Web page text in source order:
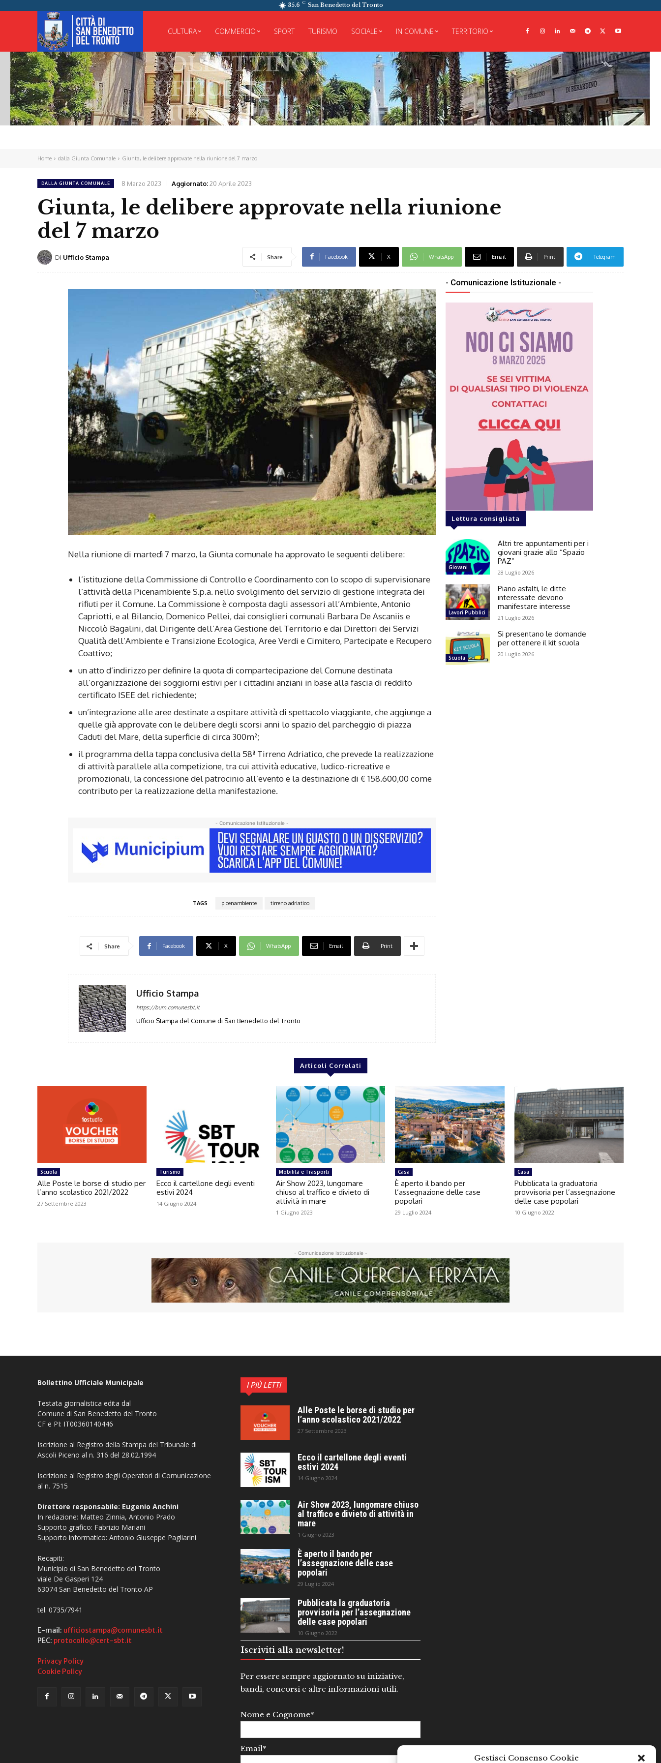
Gestisci Consenso Cookie
35.6 C San Benedetto del Tronto
CULTURA COMMERCIO SPORT TURISMO SOCIALE IN COMUNE TERRITORIO
BOLLETTINO
UFFICIALE
MUNICIPALE
Home dalla Giunta Comunale Giunta, le delibere approvate nella riunione del 7 marzo
DALLA GIUNTA COMUNALE 8 Marzo 2023 Aggiornato:20 Aprile 2023
Giunta, le delibere approvate nella riunione
del 7 marzo
Di Ufficio Stampa Share Facebook X WhatsApp Email Print Telegram
Nella riunione di martedì 7 marzo, la Giunta comunale ha approvato le seguenti delibere:
l’istituzione della Commissione di Controllo e Coordinamento con lo scopo di supervisionare
l’attività della Picenambiente S.p.a. nello svolgimento del servizio di gestione integrata dei
rifiuti per il Comune. La Commissione è composta dagli assessori all’Ambiente, Antonio
Capriotti, e al Bilancio, Domenico Pellei, dai consiglieri comunali Barbara De Ascaniis e
Niccolò Bagalini, dal Dirigente dell’Area Gestione del Territorio e dai Direttori dei Servizi
Qualità dell’Ambiente e Transizione Ecologica, Aree Verdi e Cimitero, Partecipate e Recupero
Coattivo;
un atto d’indirizzo per definire la quota di compartecipazione del Comune destinata
all’organizzazione dei soggiorni estivi per i cittadini anziani in base alla fascia di reddito
certificato ISEE del richiedente;
un’integrazione alle aree destinate a ospitare attività di spettacolo viaggiante, che aggiunge a
quelle già approvate con le delibere degli scorsi anni lo spazio del parcheggio di piazza
Caduti del Mare, della superficie di circa 300m²;
il programma della tappa conclusiva della 58ª Tirreno Adriatico, che prevede la realizzazione
di attività parallele alla competizione, tra cui attività educative, ludico-ricreative e
promozionali, la concessione del patrocinio all’evento e la destinazione di € 158.600,00 come
contributo per la realizzazione della manifestazione.
- Comunicazione Istituzionale -
TAGS picenambiente tirreno adriatico
Share Facebook X WhatsApp Email Print
Ufficio Stampa
https://bum.comunesbt.it
Ufficio Stampa del Comune di San Benedetto del Tronto
- Comunicazione Istituzionale -
Lettura consigliata
Giovani
Altri tre appuntamenti per i
giovani grazie allo “Spazio
PAZ”
28 Luglio 2026
Lavori Pubblici
Piano asfalti, le ditte
interessate devono
manifestare interesse
21 Luglio 2026
Scuola
Si presentano le domande
per ottenere il kit scuola
20 Luglio 2026
Articoli Correlati
Scuola
Alle Poste le borse di studio per
l’anno scolastico 2021/2022
27 Settembre 2023
Turismo
Ecco il cartellone degli eventi
estivi 2024
14 Giugno 2024
Mobilità e Trasporti
Air Show 2023, lungomare
chiuso al traffico e divieto di
attività in mare
1 Giugno 2023
Casa
È aperto il bando per
l’assegnazione delle case
popolari
29 Luglio 2024
Casa
Pubblicata la graduatoria
provvisoria per l’assegnazione
delle case popolari
10 Giugno 2022
- Comunicazione Istituzionale -
Bollettino Ufficiale Municipale
Testata giornalistica edita dal
Comune di San Benedetto del Tronto
CF e PI: IT00360140446
Iscrizione al Registro della Stampa del Tribunale di
Ascoli Piceno al n. 316 del 28.02.1994
Iscrizione al Registro degli Operatori di Comunicazione
al n. 7515
Direttore responsabile: Eugenio Anchini
In redazione: Matteo Zinnia, Antonio Prado
Supporto grafico: Fabrizio Mariani
Supporto informatico: Antonio Giuseppe Pagliarini
Recapiti:
Municipio di San Benedetto del Tronto
viale De Gasperi 124
63074 San Benedetto del Tronto AP
tel. 0735/7941
E-mail: ufficiostampa@comunesbt.it
PEC: protocollo@cert-sbt.it
Privacy Policy
Cookie Policy
I PIÙ LETTI
Alle Poste le borse di studio per
l’anno scolastico 2021/2022
27 Settembre 2023
Ecco il cartellone degli eventi
estivi 2024
14 Giugno 2024
Air Show 2023, lungomare chiuso
al traffico e divieto di attività in
mare
1 Giugno 2023
È aperto il bando per
l’assegnazione delle case
popolari
29 Luglio 2024
Pubblicata la graduatoria
provvisoria per l’assegnazione
delle case popolari
10 Giugno 2022
Iscriviti alla newsletter!
Per essere sempre aggiornato su iniziative,
bandi, concorsi e altre informazioni utili.
Nome e Cognome*
Email*